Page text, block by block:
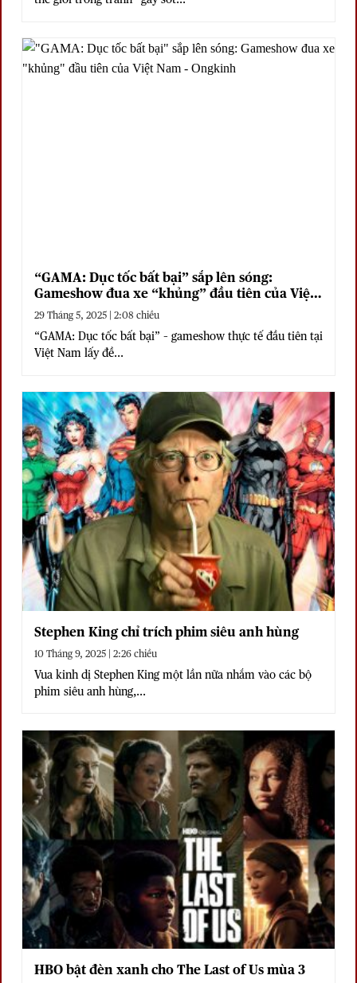
“GAMA: Dục tốc bất bại” sắp lên sóng:
Gameshow đua xe “khủng” đầu tiên của Việt
Nam
29 Tháng 5, 2025 | 2:08 chiều
“GAMA: Dục tốc bất bại” – gameshow thực tế đầu tiên tại
Việt Nam lấy đề...
Stephen King chỉ trích phim siêu anh hùng
10 Tháng 9, 2025 | 2:26 chiều
Vua kinh dị Stephen King một lần nữa nhắm vào các bộ
phim siêu anh hùng,...
HBO bật đèn xanh cho The Last of Us mùa 3